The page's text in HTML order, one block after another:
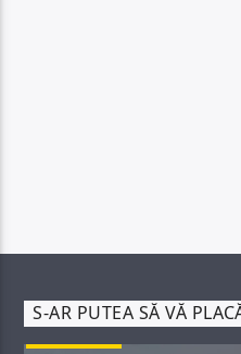
S-AR PUTEA SĂ VĂ